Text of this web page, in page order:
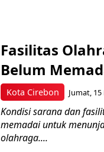
Kota Cirebon
Fasilitas
Belum
Jumat, 15
Kondisi sarana dan
memadai untuk
olahraga....